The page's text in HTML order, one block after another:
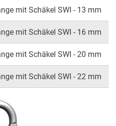
mit Schäkel SWI - 13 mm
mit Schäkel SWI - 16 mm
mit Schäkel SWI - 20 mm
mit Schäkel SWI - 22 mm